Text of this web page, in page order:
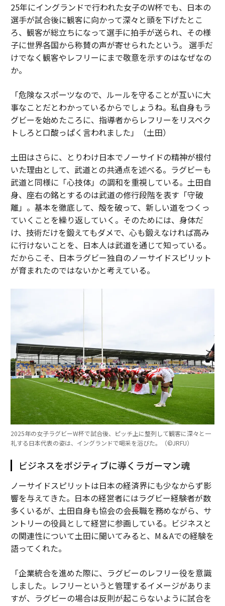
25年にイングランドで行われた女子のW杯でも、日本の
選手が試合後に観客に向かって深々と頭を下げたとこ
ろ、観客が総立ちになって選手に拍手が送られ、その様
子に世界各国から称賛の声が寄せられたという。 選手だ
けでなく観客やレフリーにまで敬意を示すのはなぜなの
か。
「危険なスポーツなので、ルールを守ることが互いに大
事なことだとわかっているからでしょうね。私自身もラ
グビーを始めたころに、指導者からレフリーをリスペク
トしろと口酸っぱく言われました」（土田）
土田はさらに、とりわけ日本でノーサイドの精神が根付
いた理由として、武道との共通点を述べる。ラグビーも
武道と同様に「心技体」の調和を重視している。土田自
身、座右の銘とするのは武道の修行段階を表す「守破
離」。基本を徹底して、殻を破って、新しい道をつくっ
ていくことを繰り返していく。そのためには、身体だ
け、技術だけを鍛えてもダメで、心も鍛えなければ高み
に行けないことを、日本人は武道を通じて知っている。
だからこそ、日本ラグビー独自のノーサイドスピリット
が育まれたのではないかと考えている。
2025年の女子ラグビーW杯で試合後、ピッチ上に整列して観客に深々と一
礼する日本代表の姿は、イングランドで喝采を浴びた。（©︎JRFU）
ビジネスをポジティブに導くラガーマン魂
ノーサイドスピリットは日本の経済界にも少なからず影
響を与えてきた。日本の経営者にはラグビー経験者が数
多くいるが、土田自身も協会の会長職を務めながら、サ
ントリーの役員として経営に参画している。ビジネスと
の関連性について土田に聞いてみると、M＆Aでの経験を
語ってくれた。
「企業統合を進めた際に、ラグビーのレフリー役を意識
しました。レフリーというと管理するイメージがありま
すが、ラグビーの場合は反則が起こらないように試合を